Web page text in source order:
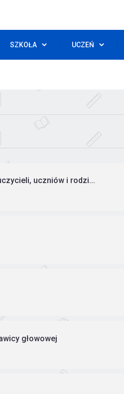
SZKOŁA UCZEŃ
uczniów i rodzi...
głowowej